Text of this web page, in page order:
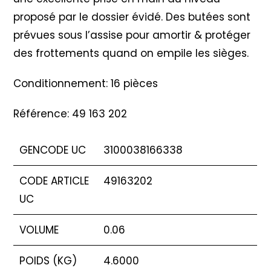
proposé par le dossier évidé. Des butées sont
prévues sous l’assise pour amortir & protéger
des frottements quand on empile les sièges.
Conditionnement: 16 pièces
Référence: 49 163 202
GENCODE UC 3100038166338
CODE ARTICLE
UC
49163202
VOLUME 0.06
POIDS (KG) 4.6000